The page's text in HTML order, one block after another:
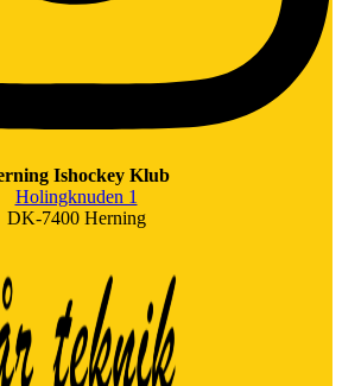
Ishockey Klub
Holingknuden 1
DK-7400 Herning